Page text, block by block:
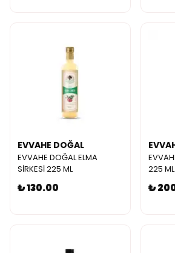
EVVAHE DOĞAL
EVVAHE DOĞAL ELMA
SİRKESİ 225 ML
₺ 130.00
225 ML
₺